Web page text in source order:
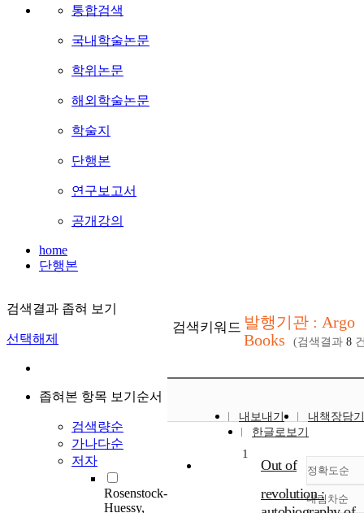
통합검색
국내학술논문
학위논문
해외학술논문
학술지
단행본
연구보고서
공개강의
home
단행본
검색결과 좁혀 보기
선택해제
좁혀본 항목 보기순서
검색량순
가나다순
저자
Rosenstock-
Huessy,
검색키워드 발행기관 : Argo
Books
(검색결과 8
내보내기
내책장담기
한글로보기
정확도순
정
내림차순
1
Out of
revolution :